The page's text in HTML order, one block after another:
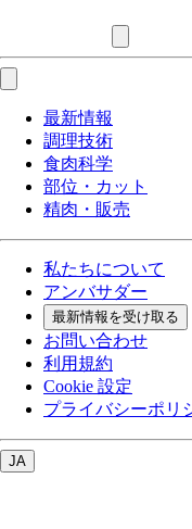
最新情報
調理技術
食肉科学
部位・カット
精肉・販売
私たちについて
アンバサダー
最新情報を受け取る
お問い合わせ
利用規約
Cookie 設定
プライバシーポリ
JA